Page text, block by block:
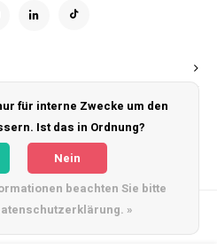
- Powered byLightspeed
für interne Zwecke um den
Ist das in Ordnung?
Nein
beachten Sie bitte
»